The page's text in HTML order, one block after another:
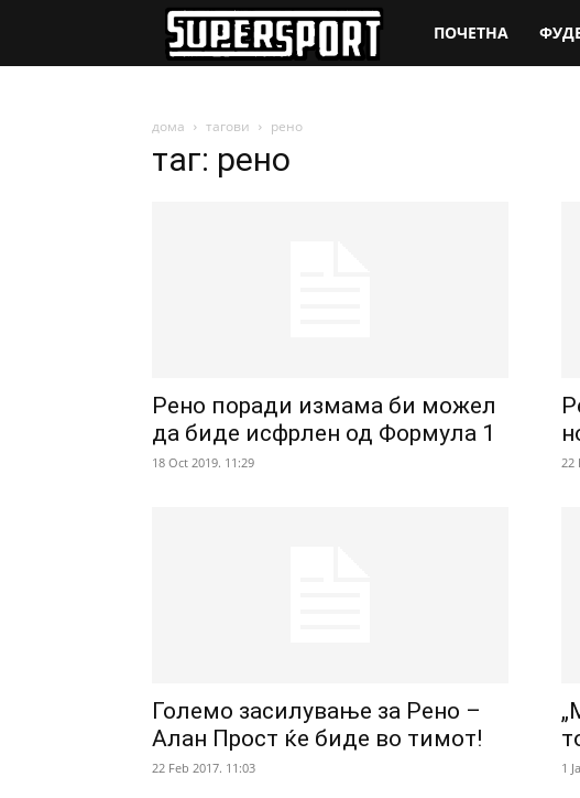
SuperSport.mk
ПОЧЕТНА
дома тагови рено
таг: рено
Рено поради измама би можел
да биде исфрлен од Формула 1
18 Oct 2019. 11:29 22
Големо засилување за Рено –
Алан Прост ќе биде во тимот!
22 Feb 2017. 11:03 1